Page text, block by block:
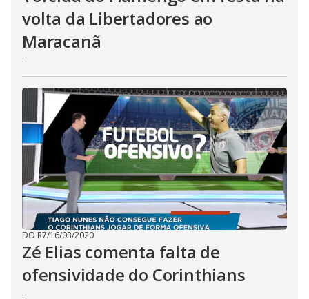
volta da Libertadores ao
Maracanã
.
DO R7/16/03/2020
Zé Elias comenta falta de
ofensividade do Corinthians
.